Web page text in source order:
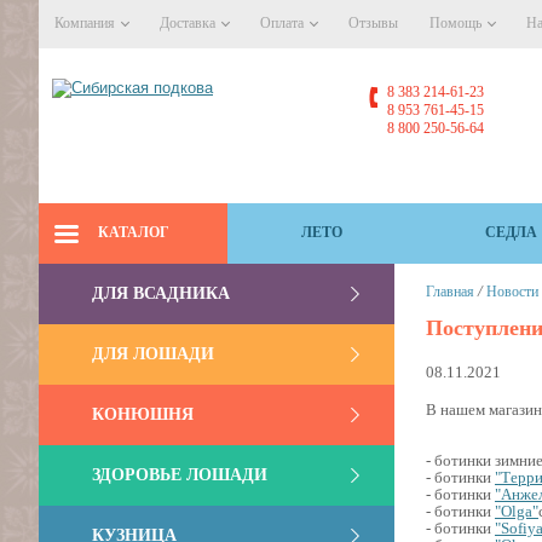
Компания Доставка Оплата Отзывы Помощь
8 383 214-61-23
8 953 761-45-15
8 800 250-56-64
КАТАЛОГ ЛЕТО СЕДЛА
ДЛЯ ВСАДНИКА
ДЛЯ ЛОШАДИ
КОНЮШНЯ
ЗДОРОВЬЕ ЛОШАДИ
КУЗНИЦА
Главная / Новости
08.11.2021
В нашем
- ботинки
- ботинки
- ботинки
- ботинки "Olga"
- ботинки